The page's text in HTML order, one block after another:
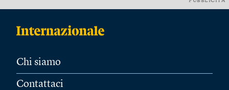
Chi siamo
Contattaci